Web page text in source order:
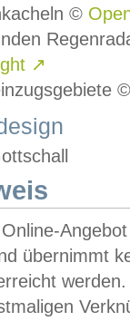
©
↗
übernimmt